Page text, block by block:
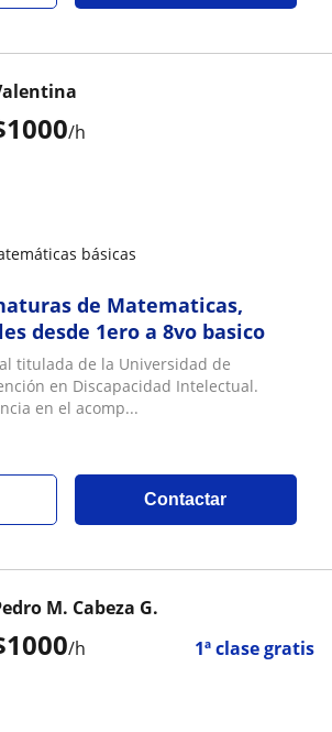
1000/h
básicas
de Matematicas,
desde 1ero a 8vo basico
titulada de la Universidad de
en Discapacidad Intelectual.
en el acomp...
Contactar
1000/h 1ª clase gratis
M. Cabeza G.